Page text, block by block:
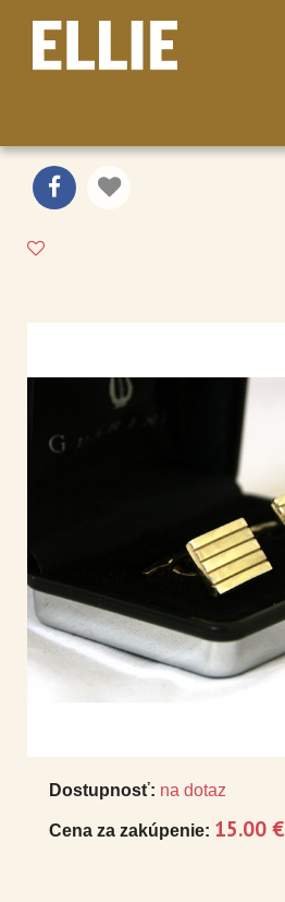
Dostupnosť: na dotaz
Cena za zakúpenie: 15.00 €